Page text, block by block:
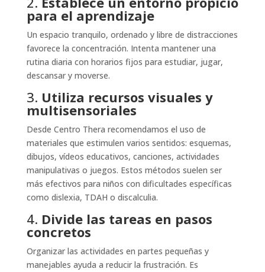
para el aprendizaje
Un espacio tranquilo, ordenado y libre de distracciones
favorece la concentración. Intenta mantener una
rutina diaria con horarios fijos para estudiar, jugar,
descansar y moverse.
3. Utiliza recursos visuales y
multisensoriales
Desde Centro Thera recomendamos el uso de
materiales que estimulen varios sentidos: esquemas,
dibujos, vídeos educativos, canciones, actividades
manipulativas o juegos. Estos métodos suelen ser
más efectivos para niños con dificultades específicas
como dislexia, TDAH o discalculia.
4. Divide las tareas en pasos
concretos
Organizar las actividades en partes pequeñas y
manejables ayuda a reducir la frustración. Es